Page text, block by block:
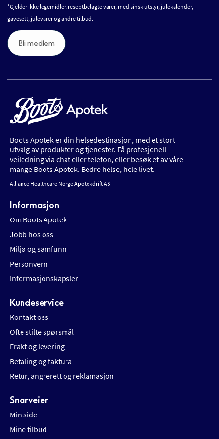
*Gjelder ikke legemidler, reseptbelagte varer, medisinsk utstyr, julekalender,
gavesett, julevarer og andre tilbud.
Bli medlem
Boots Apotek er din helsedestinasjon, med et stort
utvalg av produkter og tjenester. Få profesjonell
veiledning via chat eller telefon, eller besøk et av våre
mange Boots Apotek. Bedre helse, hele livet.
Alliance Healthcare Norge Apotekdrift AS
Informasjon
Om Boots Apotek
Jobb hos oss
Miljø og samfunn
Personvern
Informasjonskapsler
Kundeservice
Kontakt oss
Ofte stilte spørsmål
Frakt og levering
Betaling og faktura
Retur, angrerett og reklamasjon
Snarveier
Min side
Mine tilbud